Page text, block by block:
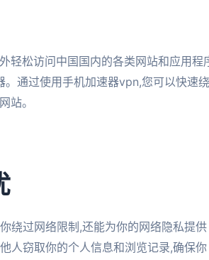
轻松访问中国国内的各类网站和应用程
。通过使用手机加速器vpn,您可以快速绕
站。
绕过网络限制,还能为你的网络隐私提供
人窃取你的个人信息和浏览记录,确保你